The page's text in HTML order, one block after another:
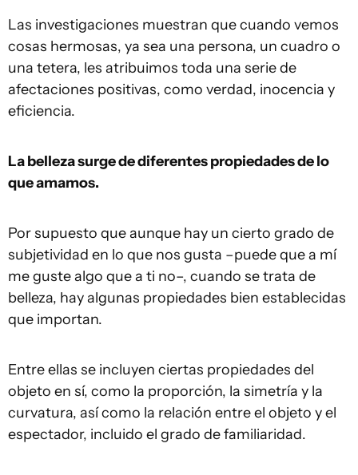
Las investigaciones muestran que cuando vemos
cosas hermosas, ya sea una persona, un cuadro o
una tetera, les atribuimos toda una serie de
afectaciones positivas, como verdad, inocencia y
eficiencia.
La belleza surge de diferentes propiedades de lo
que amamos.
Por supuesto que aunque hay un cierto grado de
subjetividad en lo que nos gusta –puede que a mí
me guste algo que a ti no–, cuando se trata de
belleza, hay algunas propiedades bien establecidas
que importan.
Entre ellas se incluyen ciertas propiedades del
objeto en sí, como la proporción, la simetría y la
curvatura, así como la relación entre el objeto y el
espectador, incluido el grado de familiaridad.